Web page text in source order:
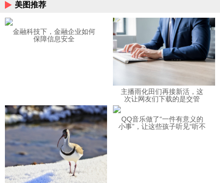
美图推荐
金融科技下，金融企业如何
保障信息安全
主播雨化田们再接新活，这
次让网友们下载的是交管
QQ音乐做了“一件有意义的
小事”，让这些孩子听见“听不